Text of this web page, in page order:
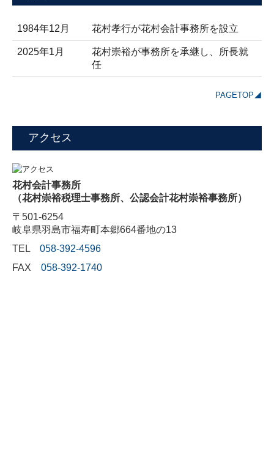
1984年12月 花村孝行が花村会計事務所を設立
2025年1月
花村崇裕が事務所を承継し、所長就
任
PAGETOP◢
アクセス
花村会計事務所
（花村崇裕税理士事務所、公認会計花村崇裕事務所）
〒501-6254
岐阜県羽島市福寿町本郷664番地の13
TEL 058-392-4596
FAX 058-392-1740